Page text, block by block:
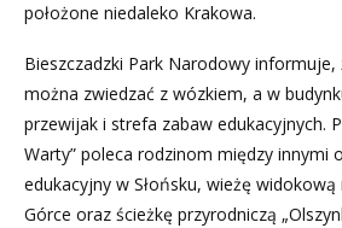
położone niedaleko Krakowa.
Bieszczadzki Park Narodowy
można zwiedzać z wózkiem, a w
przewijak i strefa zabaw edukacyjnych.
Warty” poleca rodzinom między innymi
edukacyjny w Słońsku, wieżę
Górce oraz ścieżkę przyrodniczą